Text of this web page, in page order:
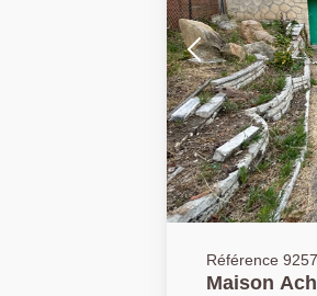
Référence 9257
Maison